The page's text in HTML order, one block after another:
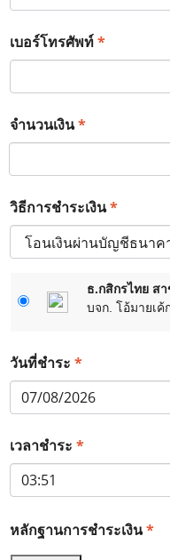
เบอร์โทรศัพท์ *
จำนวนเงิน*
วิธีการชำระเงิน*
ธ.กสิกรไทย ส
บจก. โอ้มายเค้
วันที่ชำระ *
เวลาชำระ *
หลักฐานการชำระเงิน*